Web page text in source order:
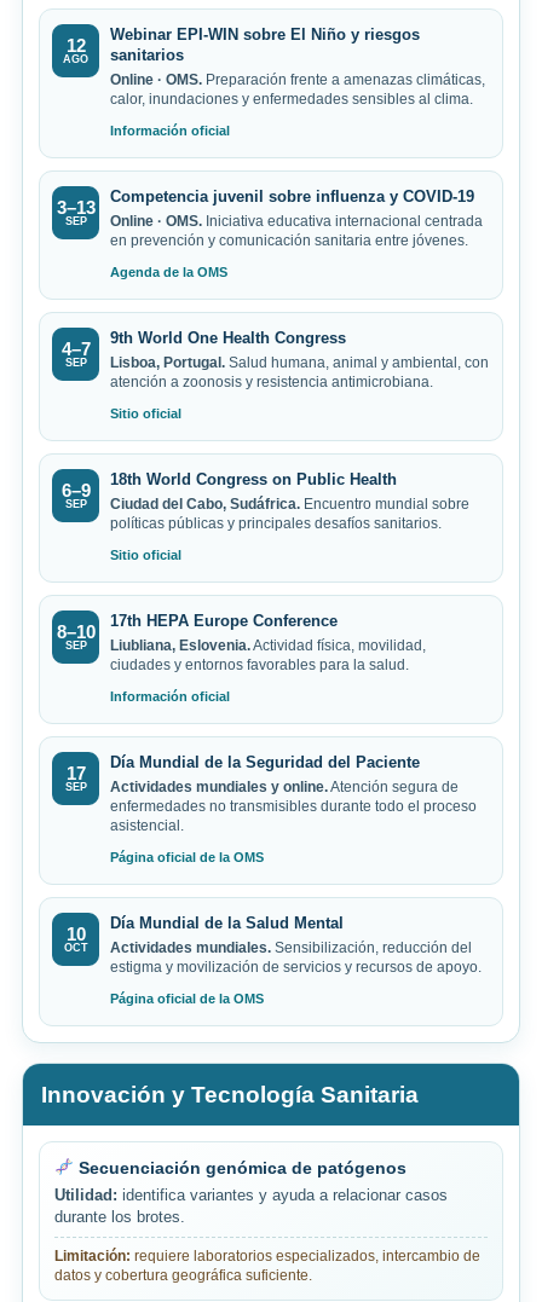
12
AGO
Webinar EPI-WIN sobre El Niño y riesgos
sanitarios
Online · OMS. Preparación frente a amenazas climáticas,
calor, inundaciones y enfermedades sensibles al clima.
Información oficial
3–13
SEP
Competencia juvenil sobre influenza y COVID-19
Online · OMS. Iniciativa educativa internacional centrada
en prevención y comunicación sanitaria entre jóvenes.
Agenda de la OMS
4–7
SEP
9th World One Health Congress
Lisboa, Portugal. Salud humana, animal y ambiental, con
atención a zoonosis y resistencia antimicrobiana.
Sitio oficial
6–9
SEP
18th World Congress on Public Health
Ciudad del Cabo, Sudáfrica. Encuentro mundial sobre
políticas públicas y principales desafíos sanitarios.
Sitio oficial
8–10
SEP
17th HEPA Europe Conference
Liubliana, Eslovenia.Actividad física, movilidad,
ciudades y entornos favorables para la salud.
Información oficial
17
SEP
Día Mundial de la Seguridad del Paciente
Actividades mundiales y online.Atención segura de
enfermedades no transmisibles durante todo el proceso
asistencial.
Página oficial de la OMS
10
OCT
Día Mundial de la Salud Mental
Actividades mundiales. Sensibilización, reducción del
estigma y movilización de servicios y recursos de apoyo.
Página oficial de la OMS
Innovación y Tecnología Sanitaria
Secuenciación genómica de patógenos
Utilidad: identifica variantes y ayuda a relacionar casos
durante los brotes.
Limitación: requiere laboratorios especializados, intercambio de
datos y cobertura geográfica suficiente.